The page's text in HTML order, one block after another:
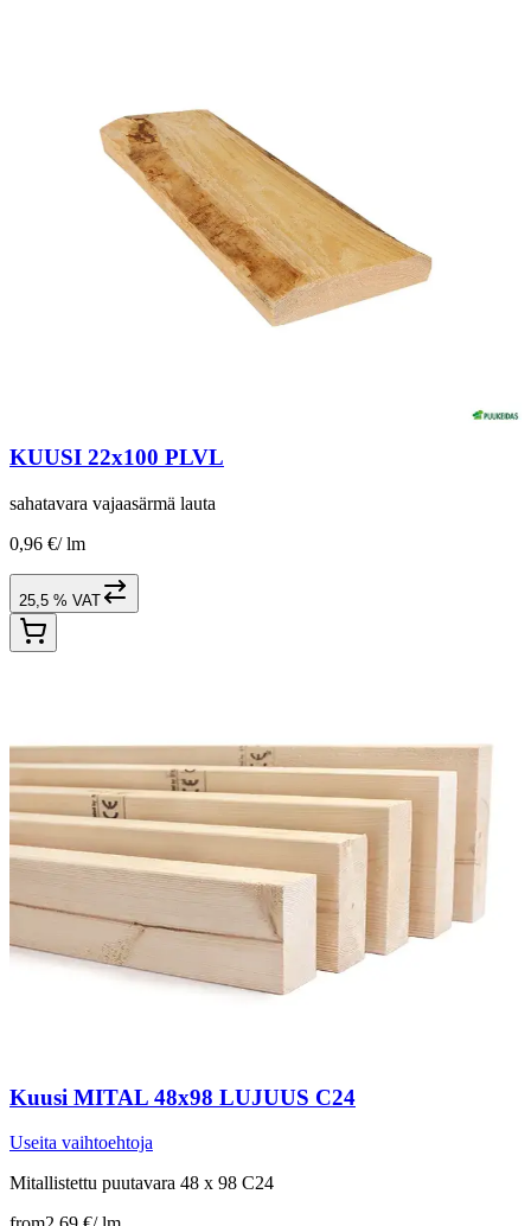
KUUSI 22x100 PLVL
sahatavara vajaasärmä lauta
0,96 €/ lm
25,5 % VAT
Kuusi MITAL 48x98 LUJUUS C24
Useita vaihtoehtoja
Mitallistettu puutavara 48 x 98 C24